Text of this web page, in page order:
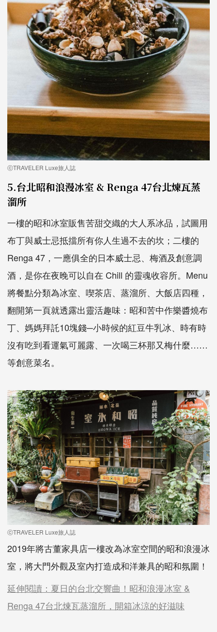
ⓒTRAVELER Luxe旅人誌
5.台北昭和浪漫冰室 & Renga 47台北煉瓦蒸
溜所
一樓的昭和冰室販售苦甜交織的大人系冰品，試圖用
布丁與威士忌抵擋所有你人生過不去的坎；二樓的
Renga 47，一應俱全的日本威士忌、梅酒及創意調
酒，是你在夜晚可以自在 Chill 的靈魂收容所。Menu
將餐點分類為冰室、喫茶店、蒸溜所、大飯店四種，
翻開第一頁就透露出靈活趣味：昭和苦中作樂醬燒布
丁、媽媽拜託10塊錢─小時候的紅豆牛乳冰、時有時
沒有吃到看運氣可麗露、一次喝三杯那又梅什麼……
等創意菜名。
ⓒTRAVELER Luxe旅人誌
2019年將古董家具店一樓改為冰室空間的昭和浪漫冰
室，將大門外觀及室內打造成和洋兼具的昭和氛圍！
延伸閱讀：夏日的台北交響曲！昭和浪漫冰室 &
Renga 47台北煉瓦蒸溜所，開箱冰涼的好滋味